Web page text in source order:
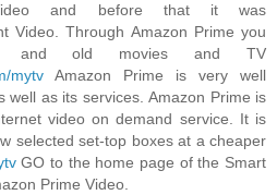
and before that it was
Video. Through Amazon Prime you
and old movies and TV
mytv Amazon Prime is very well
well as its services. Amazon Prime is
video on demand service. It is
selected set-top boxes at a cheaper
GO to the home page of the Smart
Prime Video.